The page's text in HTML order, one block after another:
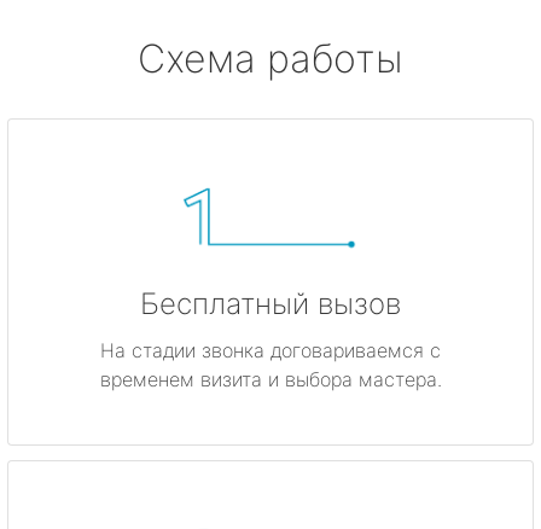
Схема работы
Бесплатный вызов
На стадии звонка договариваемся с
временем визита и выбора мастера.